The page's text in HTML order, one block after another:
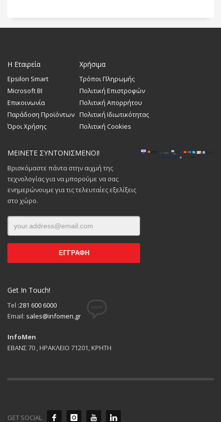
Η Εταιρεία
Epsilon Smart
Microsoft BI
Επικοινωνία
Παράδοση Προϊόντων
Όροι Χρήσης
Χρήσιμα
Τρόποι Πληρωμής
Πολιτική Επιστροφών
Πολιτική Απορρήτου
Πολιτική Ιδιωτικότητας
Πολιτική Cookies
ΜΕΙΝΕΤΕ ΣΥΝΤΟΝΙΣΜΕΝΟΙ!
Βρισκόμαστε πάντα στην αιχμή της
τεχνολογίας για να μπορούμε να σας
ενημερώνουμε για τις τελευταίες εξελίξεις
στο χώρο.
Get In Touch!
Tel :281 600 6000
Email: sales@infomen.gr
InfoMen
ΕΒΑΝΣ 70 , ΗΡΑΚΛΕΙΟ 71201, ΚΡΗΤΗ
GET SOCIAL